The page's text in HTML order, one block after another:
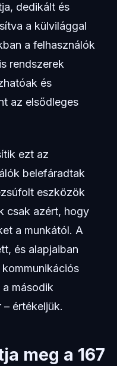
dedikált és
a külvilággal
a felhasználók
rendszerek
és
az elsődleges
ezt az
belefáradtak
eszközök
csak azért, hogy
a munkától. A
és alapjaiban
második
értékeljük.
meg a 167